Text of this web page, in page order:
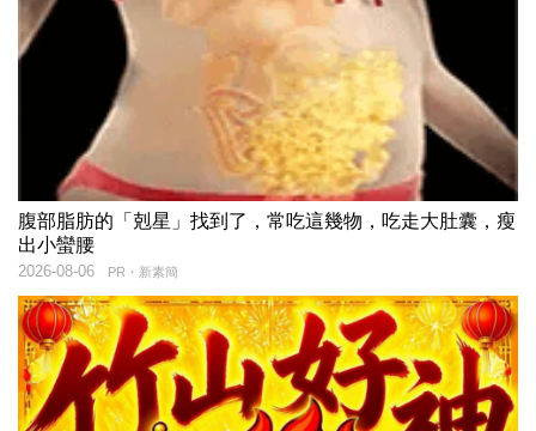
腹部脂肪的「剋星」找到了，常吃這幾物，吃走大肚囊，瘦
出小蠻腰
PR・新素簡
2026-08-06